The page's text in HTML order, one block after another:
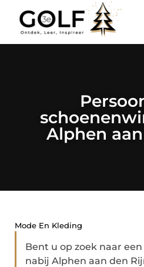
Alphen
Mode En Kleding
Bent u op zoek naar
nabij Alphen aan den